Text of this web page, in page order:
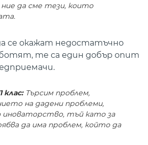
да сме тези, които
се окажат недостатъчно
те са един добър опит
клас: Търсим проблем,
на дадени проблеми,
тъй като за
да има проблем, който да